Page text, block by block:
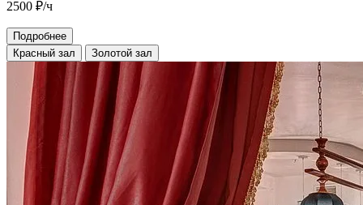
2500 ₽/ч
Подробнее
Красный зал
Золотой зал